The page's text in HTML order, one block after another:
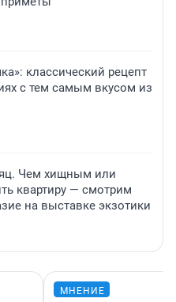
классический рецепт
с тем самым вкусом из
Чем хищным или
квартиру — смотрим
на выставке экзотики
МНЕНИЕ